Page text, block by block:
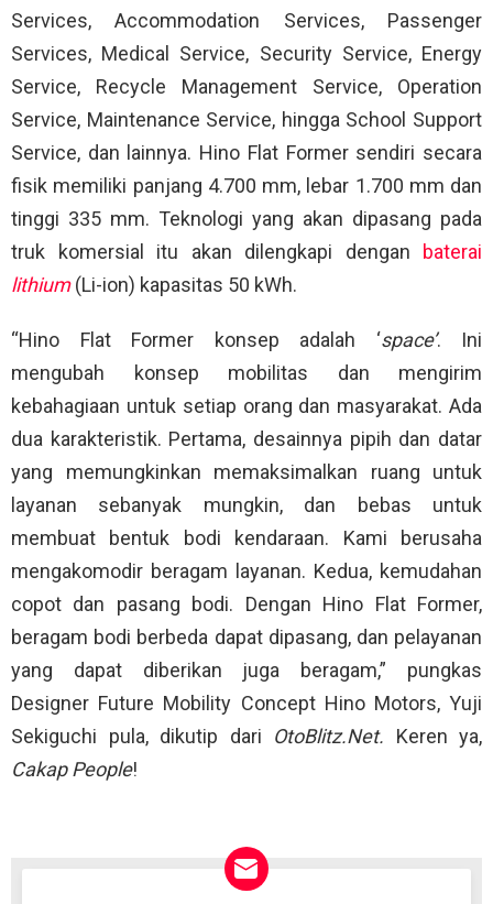
Services, Accommodation Services, Passenger
Services, Medical Service, Security Service, Energy
Service, Recycle Management Service, Operation
Service, Maintenance Service, hingga School Support
Service, dan lainnya. Hino Flat Former sendiri secara
fisik memiliki panjang 4.700 mm, lebar 1.700 mm dan
tinggi 335 mm. Teknologi yang akan dipasang pada
truk komersial itu akan dilengkapi dengan baterai
lithium(Li-ion) kapasitas 50 kWh.
“Hino Flat Former konsep adalah ‘space’. Ini
mengubah konsep mobilitas dan mengirim
kebahagiaan untuk setiap orang dan masyarakat. Ada
dua karakteristik. Pertama, desainnya pipih dan datar
yang memungkinkan memaksimalkan ruang untuk
layanan sebanyak mungkin, dan bebas untuk
membuat bentuk bodi kendaraan. Kami berusaha
mengakomodir beragam layanan. Kedua, kemudahan
copot dan pasang bodi. Dengan Hino Flat Former,
beragam bodi berbeda dapat dipasang, dan pelayanan
yang dapat diberikan juga beragam,” pungkas
Designer Future Mobility Concept Hino Motors, Yuji
Sekiguchi pula, dikutip dari OtoBlitz.Net. Keren ya,
Cakap People!